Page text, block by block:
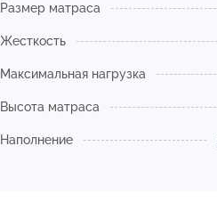
Размер матраса
Жесткость
Максимальная нагрузка
Высота матраса
Наполнение